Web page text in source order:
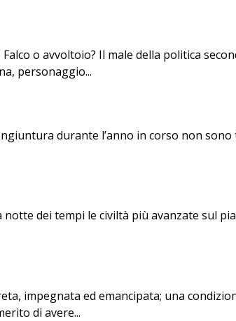
o avvoltoio? Il male della politica
personaggio...
durante l’anno in corso non
dei tempi le civiltà più avanzate sul
impegnata ed emancipata; una
di avere...